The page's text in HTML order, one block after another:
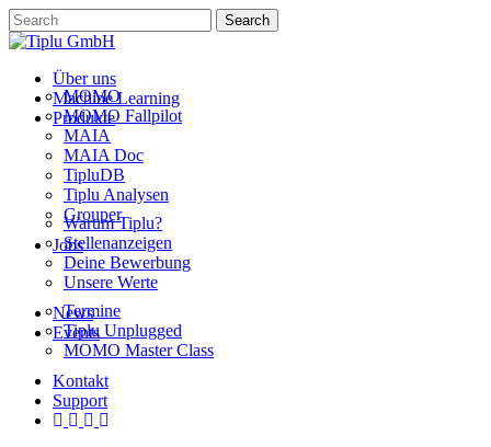
Skip
to
main
content
Search
Close
Menu
Über uns
Machine Learning
Produkte
MOMO
MOMO Fallpilot
MAIA
MAIA Doc
TipluDB
Tiplu Analysen
Grouper
Jobs
Warum Tiplu?
Stellenanzeigen
Deine Bewerbung
Unsere Werte
News
Events
Termine
Tiplu Unplugged
MOMO Master Class
Kontakt
Support
linkedin
youtube
instagram
phone
email